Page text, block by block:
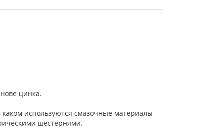
цинка.
используются смазочные материалы
шестернями.